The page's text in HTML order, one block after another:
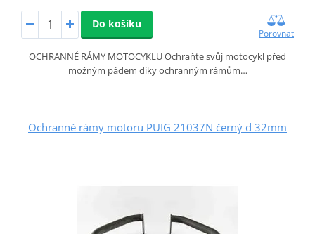
Do košíku
Porovnat
OCHRANNÉ RÁMY MOTOCYKLU Ochraňte svůj motocykl před
možným pádem díky ochranným rámům…
Ochranné rámy motoru PUIG 21037N černý d 32mm